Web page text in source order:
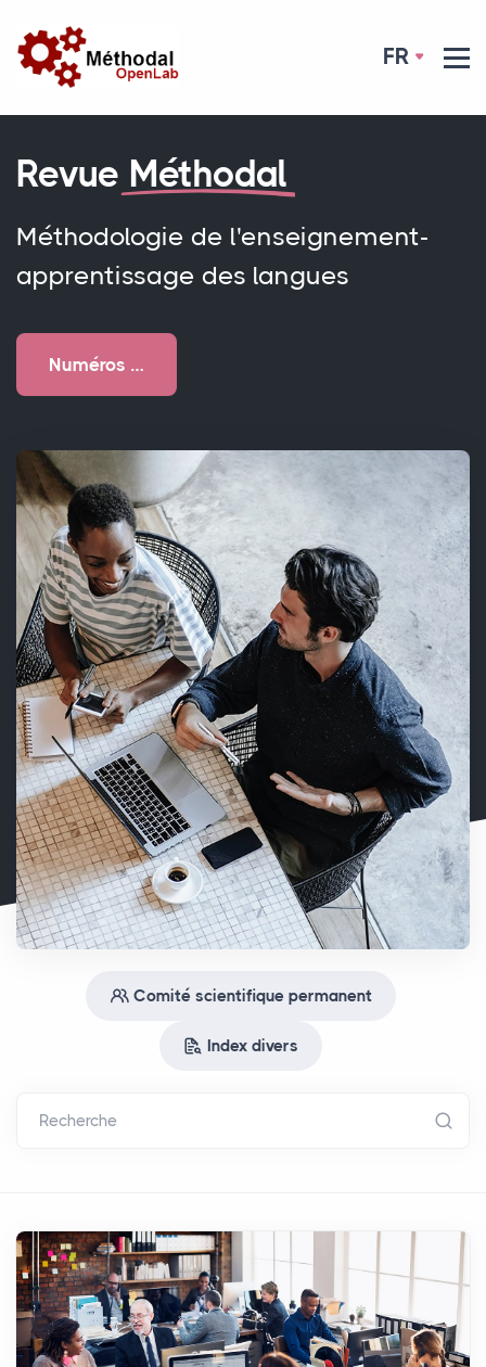
FR
Revue Méthodal
Méthodologie de l'enseignement-
apprentissage des langues
Numéros …
Comité scientifique permanent
Index divers
Recherche